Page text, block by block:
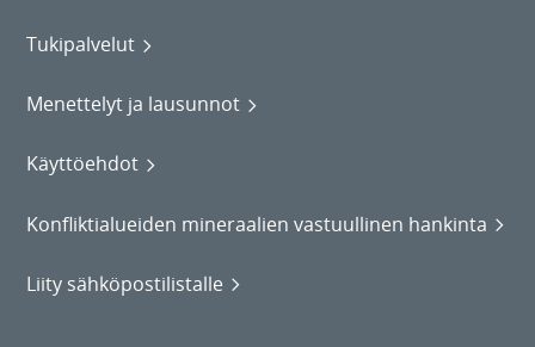
Tukipalvelut
Menettelyt ja lausunnot
Käyttöehdot
Konfliktialueiden mineraalien vastuullinen hankinta
Liity sähköpostilistalle